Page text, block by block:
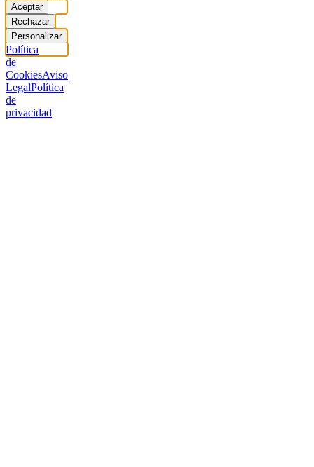
Aceptar
Rechazar
Personalizar
Política
de
CookiesAviso
LegalPolítica
de
privacidad